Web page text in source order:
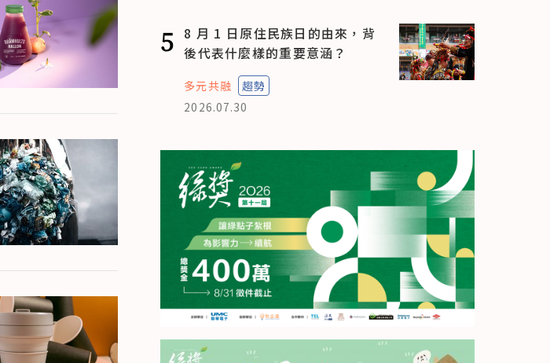
5 8 月 1 日原住民族日的由來，背
後代表什麼樣的重要意涵？
多元共融
趨勢
2026.07.30